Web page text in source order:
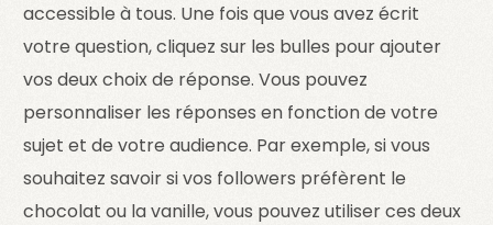
accessible à tous. Une fois que vous avez écrit
votre question, cliquez sur les bulles pour ajouter
vos deux choix de réponse. Vous pouvez
personnaliser les réponses en fonction de votre
sujet et de votre audience. Par exemple, si vous
souhaitez savoir si vos followers préfèrent le
chocolat ou la vanille, vous pouvez utiliser ces deux